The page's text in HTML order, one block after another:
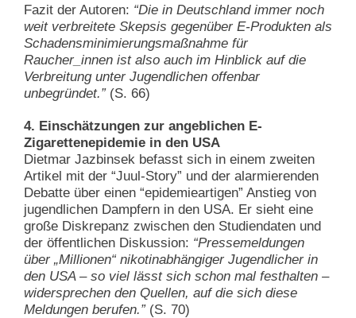
Fazit der Autoren: “Die in Deutschland immer noch
weit verbreitete Skepsis gegenüber E-Produkten als
Schadensminimierungsmaßnahme für
Raucher_innen ist also auch im Hinblick auf die
Verbreitung unter Jugendlichen offenbar
unbegründet.”(S. 66)
4. Einschätzungen zur angeblichen E-
Zigarettenepidemie in den USA
Dietmar Jazbinsek befasst sich in einem zweiten
Artikel mit der “Juul-Story” und der alarmierenden
Debatte über einen “epidemieartigen” Anstieg von
jugendlichen Dampfern in den USA. Er sieht eine
große Diskrepanz zwischen den Studiendaten und
der öffentlichen Diskussion: “Pressemeldungen
über „Millionen“ nikotinabhängiger Jugendlicher in
den USA – so viel lässt sich schon mal festhalten –
widersprechen den Quellen, auf die sich diese
Meldungen berufen.”(S. 70)